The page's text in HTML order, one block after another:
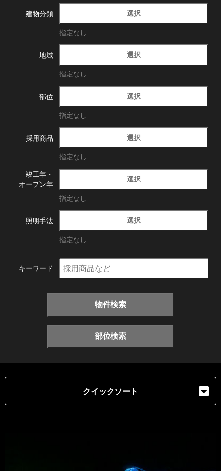
建物分類 選択
指定なし
地域 選択
指定なし
部位 選択
指定なし
採用商品 選択
指定なし
竣工年・
オープン年
選択
指定なし
照明手法 選択
指定なし
キーワード
物件検索
部位検索
クイックソート